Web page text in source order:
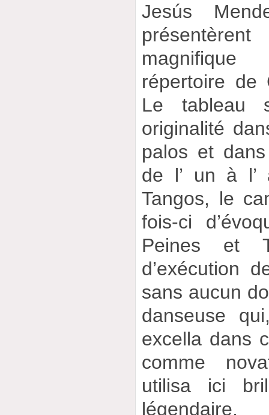
Jesús
répertoire de
Le tableau
originalité
palos et
de l’ un à l’
Tangos, le
fois-ci
Peines et
d’exécution
sans aucun
danseuse
excella dans
comme
utilisa ici